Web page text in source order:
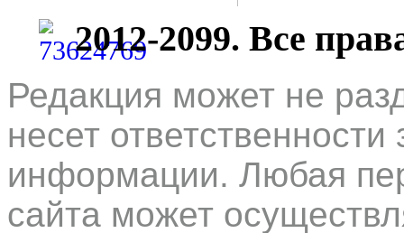
2012-2099. Все
Редакция может не
несет
информации. Любая
сайта может